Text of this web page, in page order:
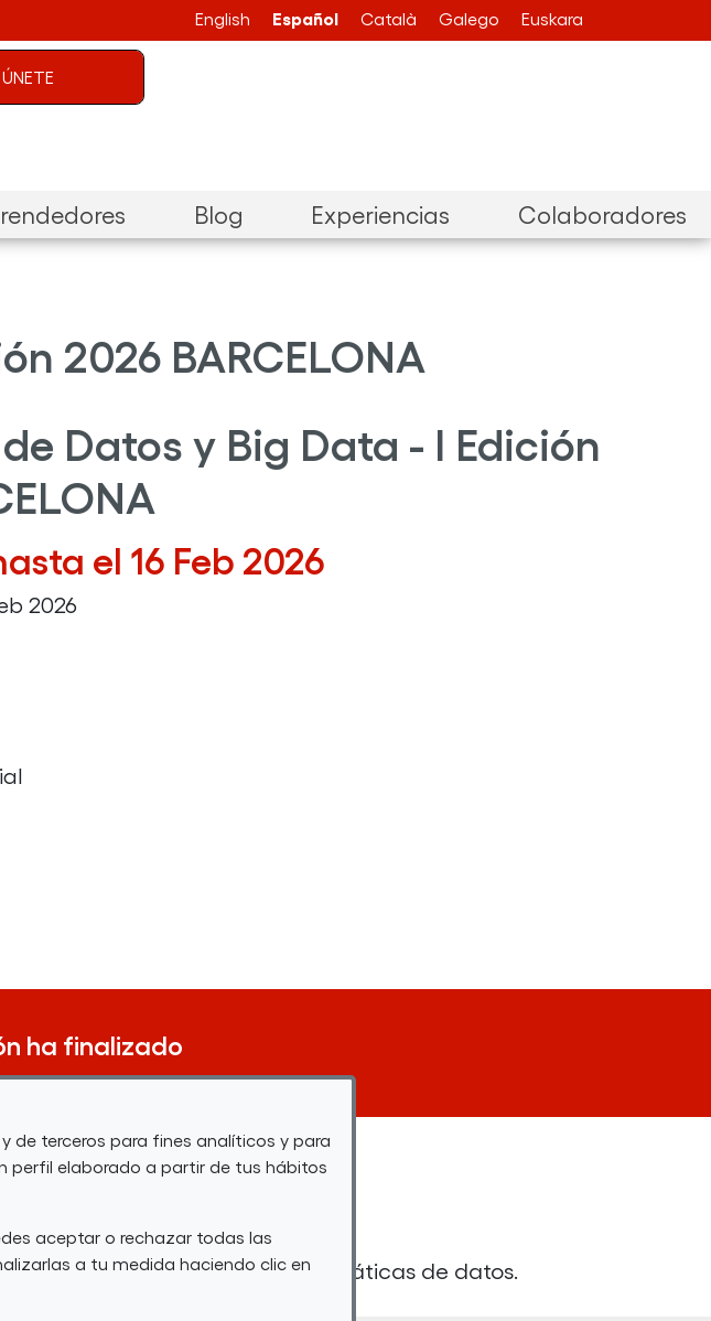
de terceros para fines analíticos y para
perfil elaborado a partir de tus hábitos
aceptar o rechazar todas las
a tu medida haciendo clic en
English Español Català Galego Euskara
ÚNETE
Blog Experiencias Colaboradores
2026 BARCELONA
Datos y Big Data - I Edición
el 16 Feb 2026
2026
ha finalizado
en herramientas ofimáticas de datos.